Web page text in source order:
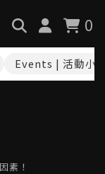
0
Events | 活動小
素！